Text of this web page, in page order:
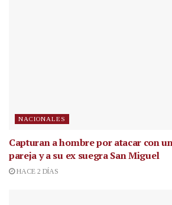
NACIONALES
Capturan a hombre por atacar con
pareja y a su ex suegra San Miguel
HACE 2 DÍAS